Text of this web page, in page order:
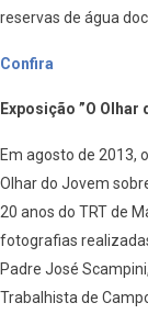
reservas de água
Confira
Exposição ”O
Em agosto de 2013,
Olhar do Jovem
20 anos do TRT de
fotografias
Padre José
Trabalhista de